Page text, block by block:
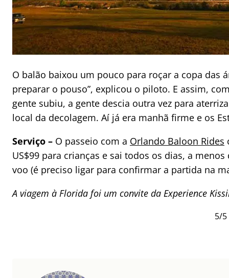
O balão baixou um pouco para roçar a copa das
preparar o pouso”, explicou o piloto. E assim,
gente subiu, a gente descia outra vez para
local da decolagem. Aí já era manhã firme e os
Serviço – O passeio com a Orlando Baloon Rides
US$99 para crianças e sai todos os dias, a
voo (é preciso ligar para confirmar a partida na
A viagem à Florida foi um convite da Experience
5/5